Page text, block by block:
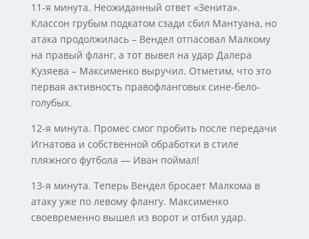
11-я минута. Неожиданный ответ «Зенита».
Классон грубым подкатом сзади сбил Мантуана, но
атака продолжилась – Вендел отпасовал Малкому
на правый фланг, а тот вывел на удар Далера
Кузяева – Максименко выручил. Отметим, что это
первая активность правофланговых сине-бело-
голубых.
12-я минута. Промес смог пробить после передачи
Игнатова и собственной обработки в стиле
пляжного футбола — Иван поймал!
13-я минута. Теперь Вендел бросает Малкома в
атаку уже по левому флангу. Максименко
своевременно вышел из ворот и отбил удар.